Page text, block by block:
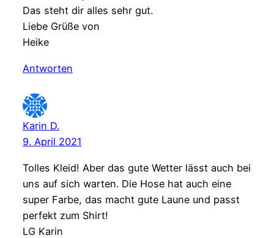
Das steht dir alles sehr gut.
Liebe Grüße von
Heike
Antworten
Karin D.
9. April 2021
Tolles Kleid! Aber das gute Wetter lässt auch bei
uns auf sich warten. Die Hose hat auch eine
super Farbe, das macht gute Laune und passt
perfekt zum Shirt!
LG Karin